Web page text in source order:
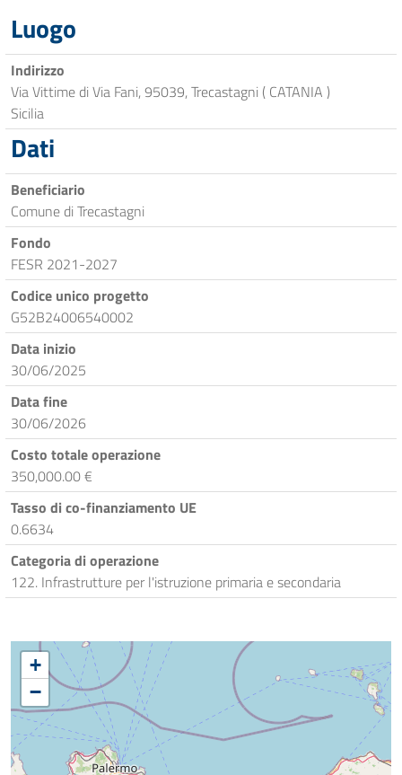
Luogo
Indirizzo
Via Vittime di Via Fani, 95039, Trecastagni ( CATANIA )
Sicilia
Dati
Beneficiario
Comune di Trecastagni
Fondo
FESR 2021-2027
Codice unico progetto
G52B24006540002
Data inizio
30/06/2025
Data fine
30/06/2026
Costo totale operazione
350,000.00 €
Tasso di co-finanziamento UE
0.6634
Categoria di operazione
122. Infrastrutture per l'istruzione primaria e secondaria
+
−